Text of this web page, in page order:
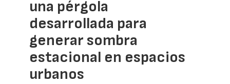
una pérgola
desarrollada para
generar sombra
estacional en espacios
urbanos